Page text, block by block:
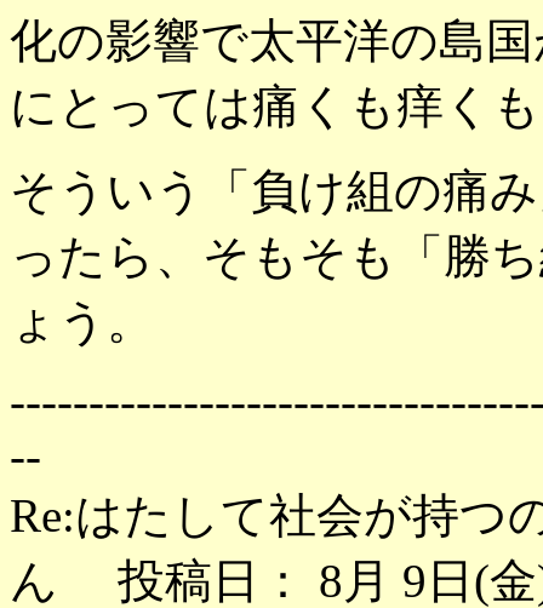
化の影響で太平洋の島
にとっては痛くも痒く
そういう「負け組の痛
ったら、そもそも「勝
ょう。
--
Re:はたして社会が持
ん 投稿日： 8月 9日(金